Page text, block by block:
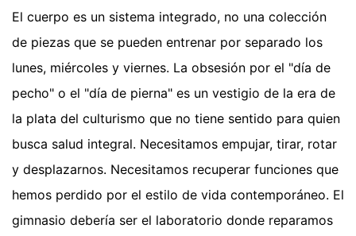
El cuerpo es un sistema integrado, no una colección
de piezas que se pueden entrenar por separado los
lunes, miércoles y viernes. La obsesión por el "día de
pecho" o el "día de pierna" es un vestigio de la era de
la plata del culturismo que no tiene sentido para quien
busca salud integral. Necesitamos empujar, tirar, rotar
y desplazarnos. Necesitamos recuperar funciones que
hemos perdido por el estilo de vida contemporáneo. El
gimnasio debería ser el laboratorio donde reparamos